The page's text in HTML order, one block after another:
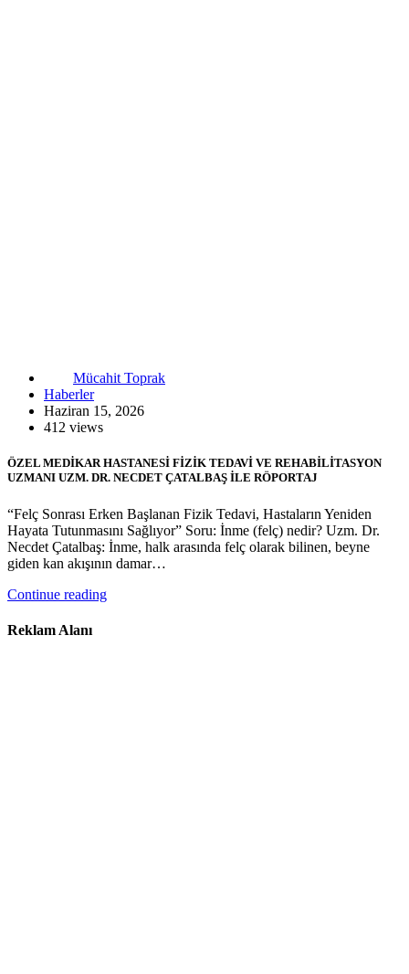
Mücahit Toprak
Haberler
Haziran 15, 2026
412 views
ÖZEL MEDİKAR HASTANESİ FİZİK TEDAVİ VE REHABİLİTASYON
UZMANI UZM. DR. NECDET ÇATALBAŞ İLE RÖPORTAJ
“Felç Sonrası Erken Başlanan Fizik Tedavi, Hastaların Yeniden
Hayata Tutunmasını Sağlıyor” Soru: İnme (felç) nedir? Uzm. Dr.
Necdet Çatalbaş: İnme, halk arasında felç olarak bilinen, beyne
giden kan akışının damar…
Continue reading
Reklam Alanı